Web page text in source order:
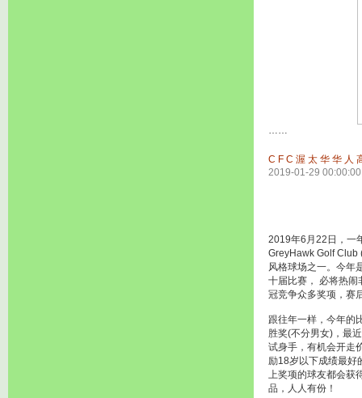
……
CFC渥太华华人
2019-01-29 00:00:00
2019年6月22日，一
GreyHawk Golf Club
风格球场之一。今年
十届比赛， 必将热闹
冠竞争众多奖项，赛
跟往年一样，今年的
胜奖(不分男女)，最
试身手，有机会开走
励18岁以下成绩最好
上奖项的球友都会获
品，人人有份！